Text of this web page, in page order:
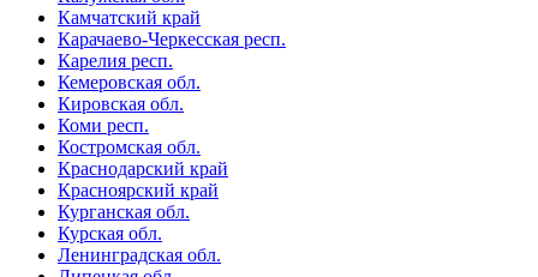
Камчатский край
Карачаево-Черкесская респ.
Карелия респ.
Кемеровская обл.
Кировская обл.
Коми респ.
Костромская обл.
Краснодарский край
Красноярский край
Курганская обл.
Курская обл.
Ленинградская обл.